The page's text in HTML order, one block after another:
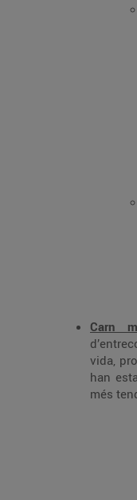
Carn
vida,
han
més